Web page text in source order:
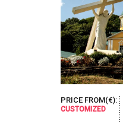
PRICE FROM(€):
CUSTOMIZED